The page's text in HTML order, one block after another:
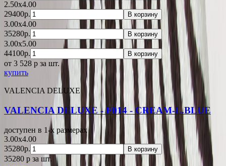
2.50x4.00
29400р.
В корзину
3.00x4.00
35280р.
В корзину
3.00x5.00
44100р.
В корзину
от 3 528 p за шт.
купить
VALENCIA DELUXE
VALENCIA DELUXE - F014 - CREAM-L.BLUE
доступен в 1-x размерах
3.00x4.00
35280р.
В корзину
35280 p за шт.